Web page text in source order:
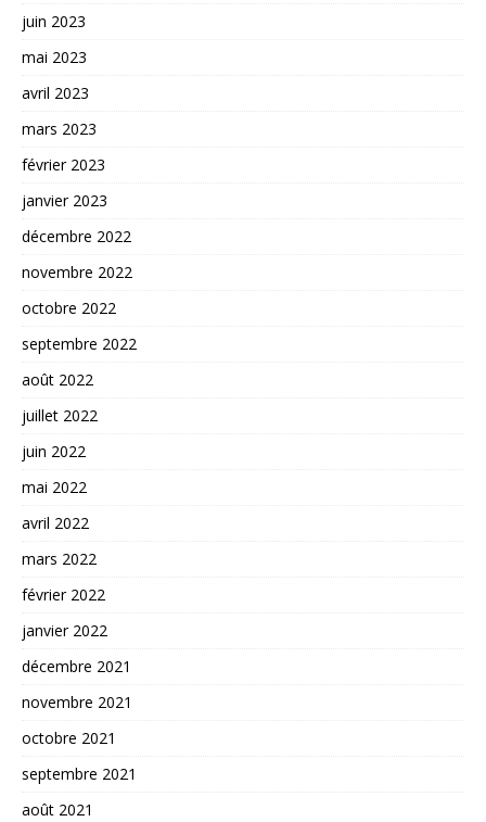
juin 2023
mai 2023
avril 2023
mars 2023
février 2023
janvier 2023
décembre 2022
novembre 2022
octobre 2022
septembre 2022
août 2022
juillet 2022
juin 2022
mai 2022
avril 2022
mars 2022
février 2022
janvier 2022
décembre 2021
novembre 2021
octobre 2021
septembre 2021
août 2021